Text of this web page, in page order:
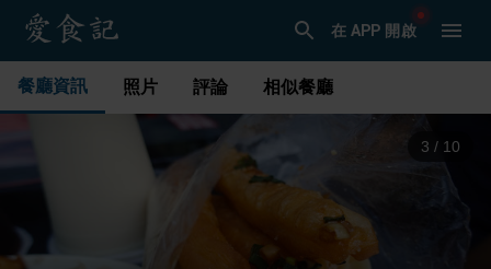
在 APP 開啟
餐廳資訊 照片 評論 相似餐廳
3 / 10